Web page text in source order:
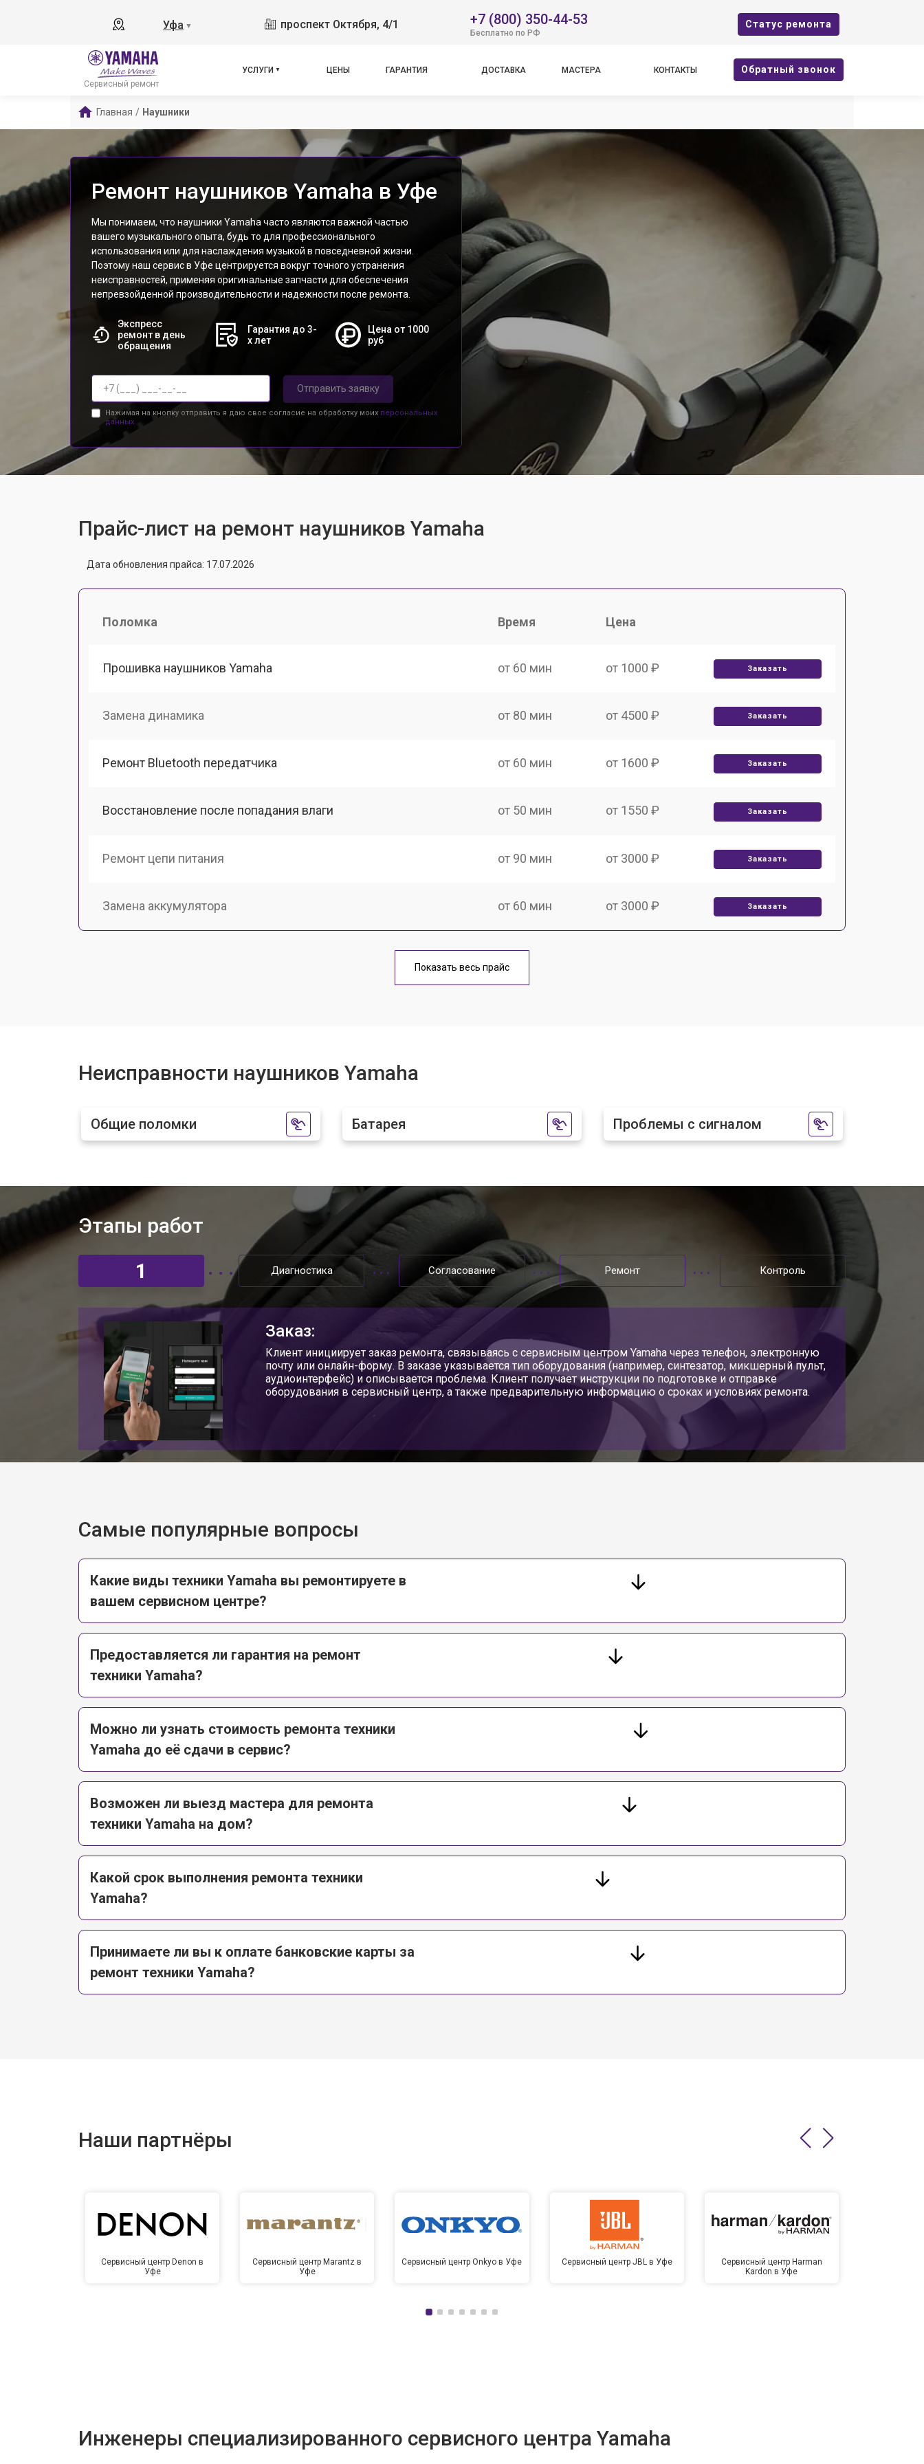
Уфа ▼ проспект Октября, 4/1 +7 (800) 350-44-53
Бесплатно по РФ
Cтатус ремонта
Сервисный ремонт
УСЛУГИ ЦЕНЫ ГАРАНТИЯ ДОСТАВКА МАСТЕРА КОНТАКТЫ Oбратный звонок
Главная / Наушники
Ремонт наушников Yamaha в Уфе
Мы понимаем, что наушники Yamaha часто являются важной частью
вашего музыкального опыта, будь то для профессионального
использования или для наслаждения музыкой в повседневной жизни.
Поэтому наш сервис в Уфе центрируется вокруг точного устранения
неисправностей, применяя оригинальные запчасти для обеспечения
непревзойденной производительности и надежности после ремонта.
Экспресс
ремонт в день
обращения
Гарантия до 3-
х лет
Цена от 1000
руб
Отправить заявку
Нажимая на кнопку отправить я даю свое согласие на обработку моих персональных
данных.
Прайс-лист на ремонт наушников Yamaha
Дата обновления прайса: 17.07.2026
Поломка Время Цена
Прошивка наушников Yamaha от 60 мин от 1000 ₽ Заказать
Замена динамика от 80 мин от 4500 ₽ Заказать
Ремонт Bluetooth передатчика от 60 мин от 1600 ₽ Заказать
Восстановление после попадания влаги от 50 мин от 1550 ₽ Заказать
Ремонт цепи питания от 90 мин от 3000 ₽ Заказать
Замена аккумулятора от 60 мин от 3000 ₽ Заказать
от 80 мин
Показать весь прайс
Неисправности наушников Yamaha
Общие поломки Батарея Проблемы с сигналом
Этапы работ
1
Диагностика Согласование Ремонт Контроль
Заказ:
Клиент инициирует заказ ремонта, связываясь с сервисным центром Yamaha через телефон, электронную
почту или онлайн-форму. В заказе указывается тип оборудования (например, синтезатор, микшерный пульт,
аудиоинтерфейс) и описывается проблема. Клиент получает инструкции по подготовке и отправке
оборудования в сервисный центр, а также предварительную информацию о сроках и условиях ремонта.
Самые популярные вопросы
Какие виды техники Yamaha вы ремонтируете в
вашем сервисном центре?
Предоставляется ли гарантия на ремонт
техники Yamaha?
Можно ли узнать стоимость ремонта техники
Yamaha до её сдачи в сервис?
Возможен ли выезд мастера для ремонта
техники Yamaha на дом?
Какой срок выполнения ремонта техники
Yamaha?
Принимаете ли вы к оплате банковские карты за
ремонт техники Yamaha?
Наши партнёры
Сервисный центр Denon в
Уфе
Сервисный центр Marantz в
Уфе
Сервисный центр Onkyo в Уфе Сервисный центр JBL в Уфе
Сервисный центр Harman
Kardon в Уфе
Инженеры специализированного сервисного центра Yamaha